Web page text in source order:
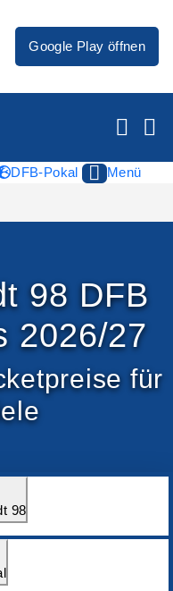
Google Play öffnen
DFB-Pokal
Menü
98 DFB
2026/27
für
98